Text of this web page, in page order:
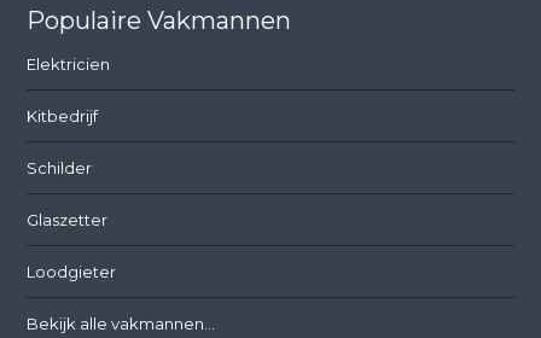
Populaire Vakmannen
Elektricien
Kitbedrijf
Schilder
Glaszetter
Loodgieter
Bekijk alle vakmannen...